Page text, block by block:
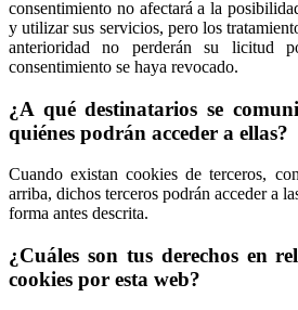
consentimiento no afectará a la
y utilizar sus servicios, pero los
anterioridad no perderán su licitud
consentimiento se haya revocado.
¿A qué destinatarios se
quiénes podrán acceder a ellas?
Cuando existan cookies de terceros,
arriba, dichos terceros podrán acceder a
forma antes descrita.
¿Cuáles son tus derechos en
cookies por esta web?